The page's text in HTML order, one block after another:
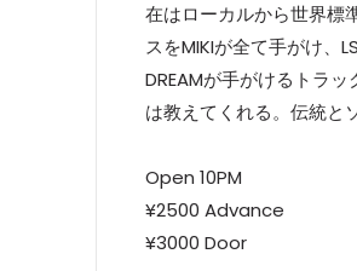
在はローカルから世界標
スをMIKIが全て手がけ、
DREAMが手がけるトラ
は教えてくれる。伝統と
Open 10PM
¥2500 Advance
¥3000 Door